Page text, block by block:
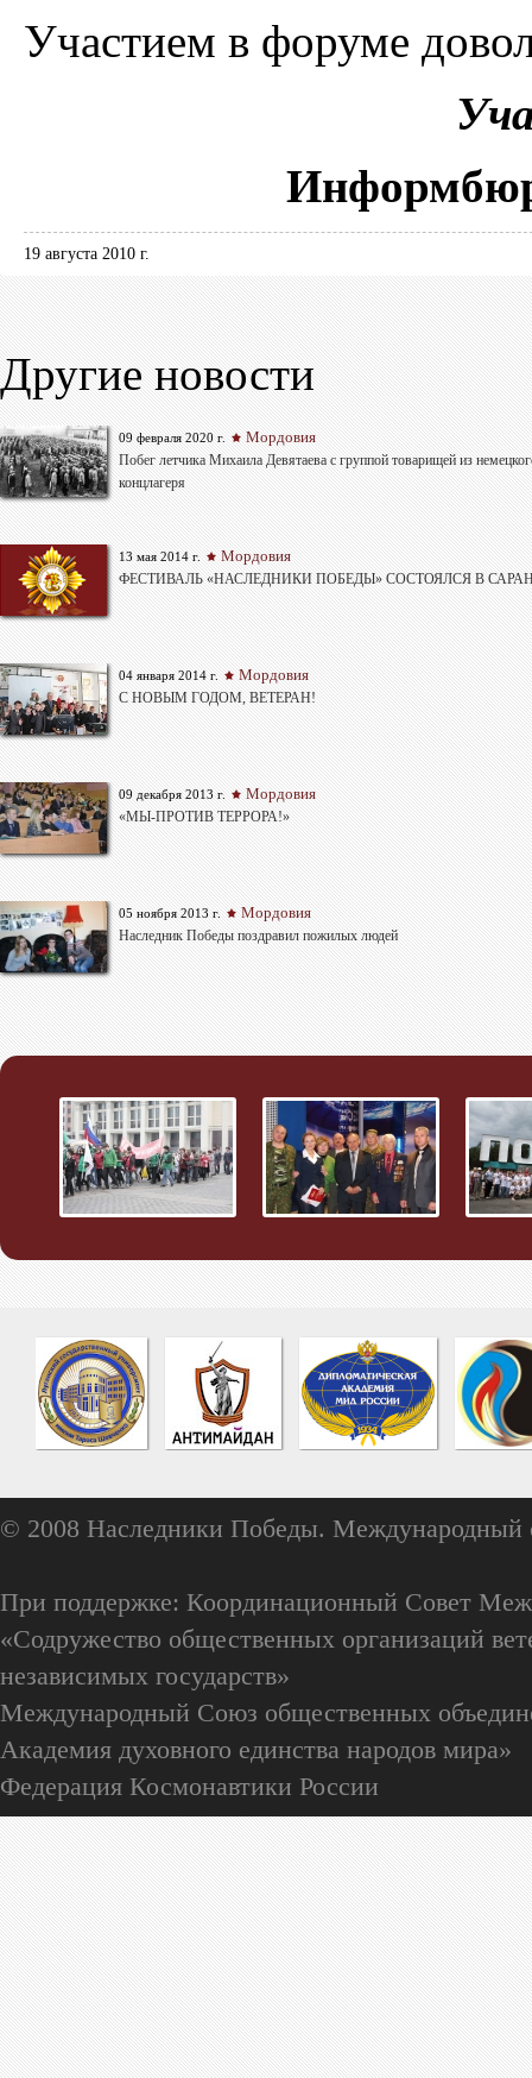
Участием в форуме
19 августа 2010 г.
Другие новости
09 февраля 2020 г. Мордовия
Побег летчика Михаила Девятаева с группой товарищей из
концлагеря
13 мая 2014 г. Мордовия
ФЕСТИВАЛЬ «НАСЛЕДНИКИ ПОБЕДЫ» СОСТОЯЛСЯ В
04 января 2014 г. Мордовия
С НОВЫМ ГОДОМ, ВЕТЕРАН!
09 декабря 2013 г. Мордовия
«МЫ-ПРОТИВ ТЕРРОРА!»
05 ноября 2013 г. Мордовия
Наследник Победы поздравил пожилых людей
© 2008 Наследники Победы. Международный
При поддержке: Координационный Совет
«Содружество общественных организаций
независимых государств»
Международный Союз общественных
Академия духовного единства народов мира»
Федерация Космонавтики России